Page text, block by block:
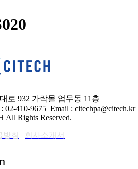
로 932 가락몰 업무동 11층
: 02-410-9675 Email : citechpa@citech.kr
Rights Reserved.
침 | 회사소개서